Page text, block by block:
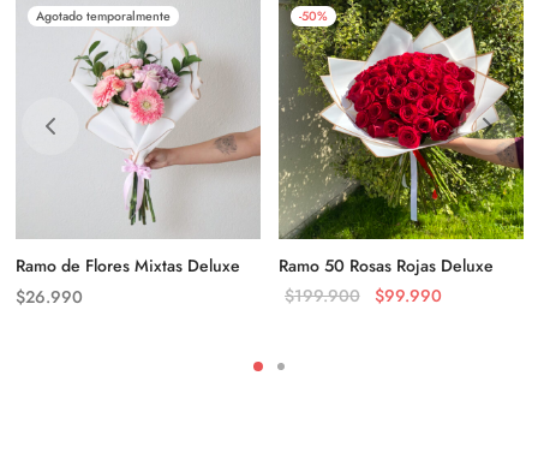
Agotado temporalmente
Ramo de Flores Mixtas Deluxe
$26.990
-50%
Ramo 50 Rosas Rojas Deluxe
$199.900
El precio
$99.990